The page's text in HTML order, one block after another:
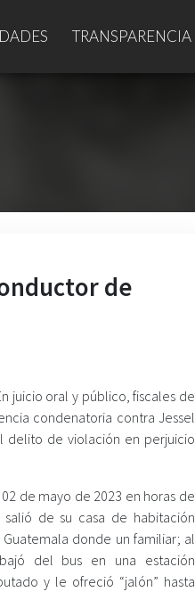
TRANSPARENCIA
de
juicio oral y público, fiscales de
condenatoria contra Jessel
delito de violación en perjuicio
de mayo de 2023 en horas de
de su casa de habitación
donde un familiar; al
del bus en una estación
y le ofreció “jalón” hasta